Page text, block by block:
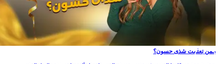
ممن تعلمت شذى حسون؟